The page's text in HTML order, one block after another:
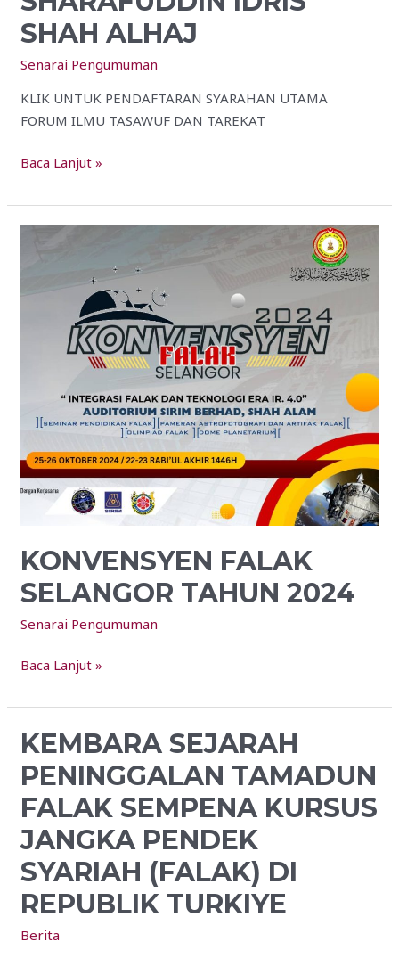
SHAH ALHAJ
Senarai Pengumuman
KLIK UNTUK PENDAFTARAN SYARAHAN UTAMA
FORUM ILMU TASAWUF DAN TAREKAT
Baca Lanjut »
KONVENSYEN FALAK
SELANGOR TAHUN 2024
Senarai Pengumuman
KONVENSYEN
FALAK
SELANGOR
Baca Lanjut »
KEMBARA SEJARAH
PENINGGALAN TAMADUN
FALAK SEMPENA KURSUS
JANGKA PENDEK
SYARIAH (FALAK) DI
REPUBLIK TURKIYE
Berita
KEMBARA
PENINGGALAN
TAMADUN
FALAK
SEMPENA
KURSUS
JANGKA
PENDEK
SYARIAH